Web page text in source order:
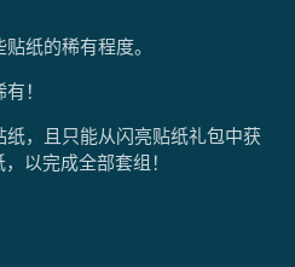
纸的稀有程度。
！
，且只能从闪亮贴纸礼包中获
以完成全部套组！